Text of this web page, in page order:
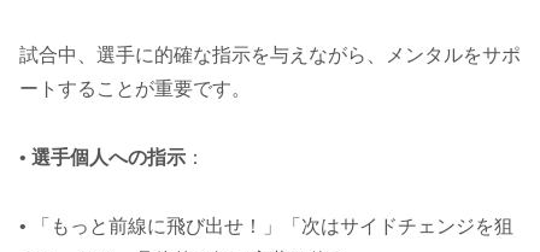
試合中、選手に的確な指示を与えながら、メンタルをサポ
ートすることが重要です。
• 選手個人への指示 ：
• 「もっと前線に飛び出せ！」「次はサイドチェンジを狙